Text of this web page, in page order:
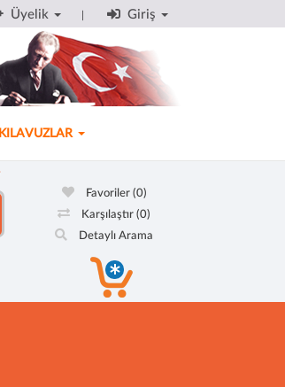
Üyelik Giriş
KILAVUZLAR
Favoriler (0)
Karşılaştır (0)
Detaylı Arama